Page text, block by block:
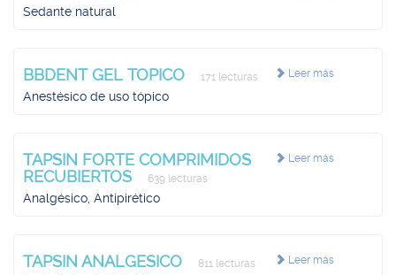
Sedante natural
Leer más
BBDENT GEL TOPICO 171 lecturas
Anestésico de uso tópico
Leer más
TAPSIN FORTE COMPRIMIDOS
RECUBIERTOS
639 lecturas
Analgésico, Antipirético
Leer más
TAPSIN ANALGESICO 811 lecturas